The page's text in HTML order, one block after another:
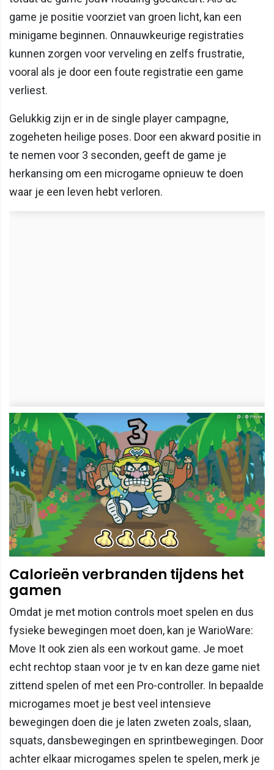
game je positie voorziet van groen licht, kan een
minigame beginnen. Onnauwkeurige registraties
kunnen zorgen voor verveling en zelfs frustratie,
vooral als je door een foute registratie een game
verliest.
Gelukkig zijn er in de single player campagne,
zogeheten heilige poses. Door een akward positie in
te nemen voor 3 seconden, geeft de game je
herkansing om een microgame opnieuw te doen
waar je een leven hebt verloren.
Calorieën verbranden tijdens het
gamen
Omdat je met motion controls moet spelen en dus
fysieke bewegingen moet doen, kan je WarioWare:
Move It ook zien als een workout game. Je moet
echt rechtop staan voor je tv en kan deze game niet
zittend spelen of met een Pro-controller. In bepaalde
microgames moet je best veel intensieve
bewegingen doen die je laten zweten zoals, slaan,
squats, dansbewegingen en sprintbewegingen. Door
achter elkaar microgames spelen te spelen, merk je